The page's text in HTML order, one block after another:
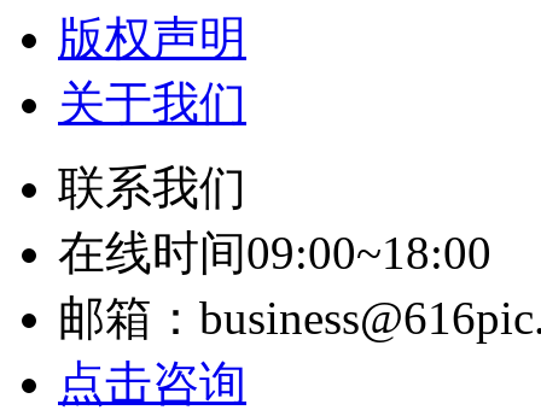
版权声明
关于我们
联系我们
在线时间09:00~18:00
邮箱：
点击咨询